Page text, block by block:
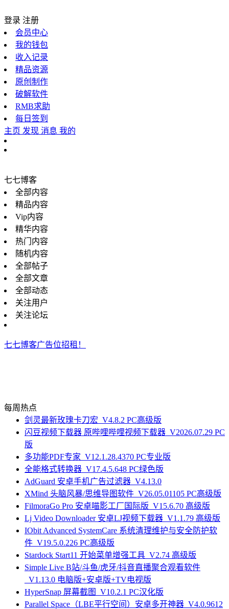
登录 注册
会员中心
我的钱包
收入记录
精品资源
原创制作
破解软件
RMB求助
每日签到
主页 发现 消息 我的
七七博客
全部内容
精品内容
Vip内容
精华内容
热门内容
随机内容
全部帖子
全部文章
全部动态
关注用户
关注论坛
七七博客广告位招租！
每周热点
剑灵最新玫瑰卡刀宏_V4.8.2 PC高级版
闪豆视频下载器 原哔哩哔哩视频下载器_V2026.07.29 PC
版
多功能PDF专家_V12.1.28.4370 PC专业版
全能格式转换器_V17.4.5.648 PC绿色版
AdGuard 安卓手机广告过滤器_V4.13.0
XMind 头脑风暴/思维导图软件_V26.05.01105 PC高级版
FilmoraGo Pro 安卓喵影工厂国际版_V15.6.70 高级版
Lj Video Downloader 安卓LJ视频下载器_V1.1.79 高级版
IObit Advanced SystemCare 系统清理维护与安全防护软
件_V19.5.0.226 PC高级版
Stardock Start11 开始菜单增强工具_V2.74 高级版
Simple Live B站/斗鱼/虎牙/抖音直播聚合观看软件
_V1.13.0 电脑版+安卓版+TV电视版
HyperSnap 屏幕截图_V10.2.1 PC汉化版
Parallel Space（LBE平行空间）安卓多开神器_V4.0.9612